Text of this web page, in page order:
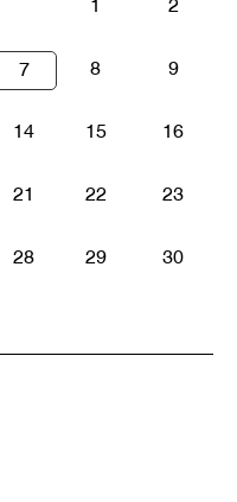
1 2
7 8 9
14 15 16
21 22 23
28 29 30